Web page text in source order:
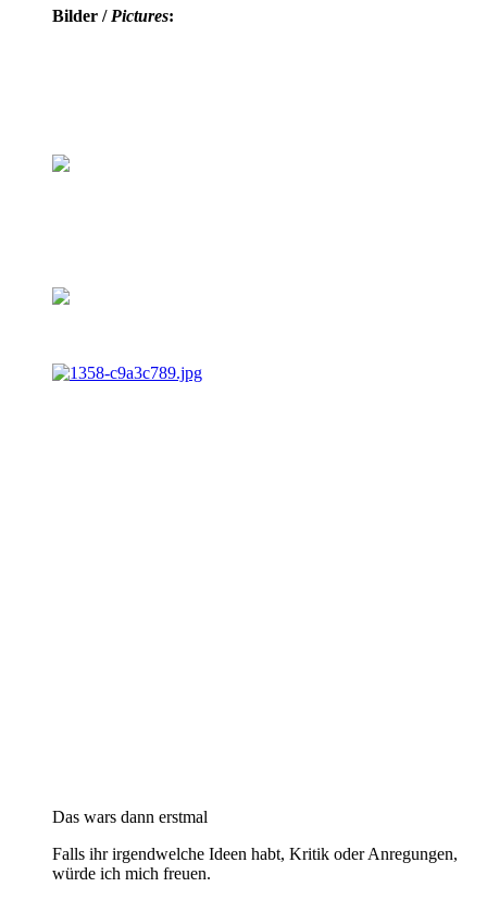
Bilder /Pictures:
Das wars dann erstmal
Falls ihr irgendwelche Ideen habt, Kritik oder Anregungen,
würde ich mich freuen.